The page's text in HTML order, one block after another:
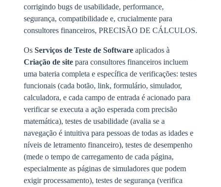
corrigindo bugs de usabilidade, performance,
segurança, compatibilidade e, crucialmente para
consultores financeiros, PRECISÃO DE CÁLCULOS.
Os Serviços de Teste de Software aplicados à
Criação de site para consultores financeiros incluem
uma bateria completa e específica de verificações: testes
funcionais (cada botão, link, formulário, simulador,
calculadora, e cada campo de entrada é acionado para
verificar se executa a ação esperada com precisão
matemática), testes de usabilidade (avalia se a
navegação é intuitiva para pessoas de todas as idades e
níveis de letramento financeiro), testes de desempenho
(mede o tempo de carregamento de cada página,
especialmente as páginas de simuladores que podem
exigir processamento), testes de segurança (verifica